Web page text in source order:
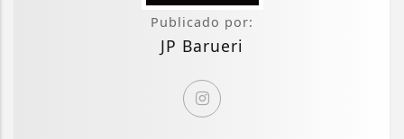
Publicado por:
JP Barueri